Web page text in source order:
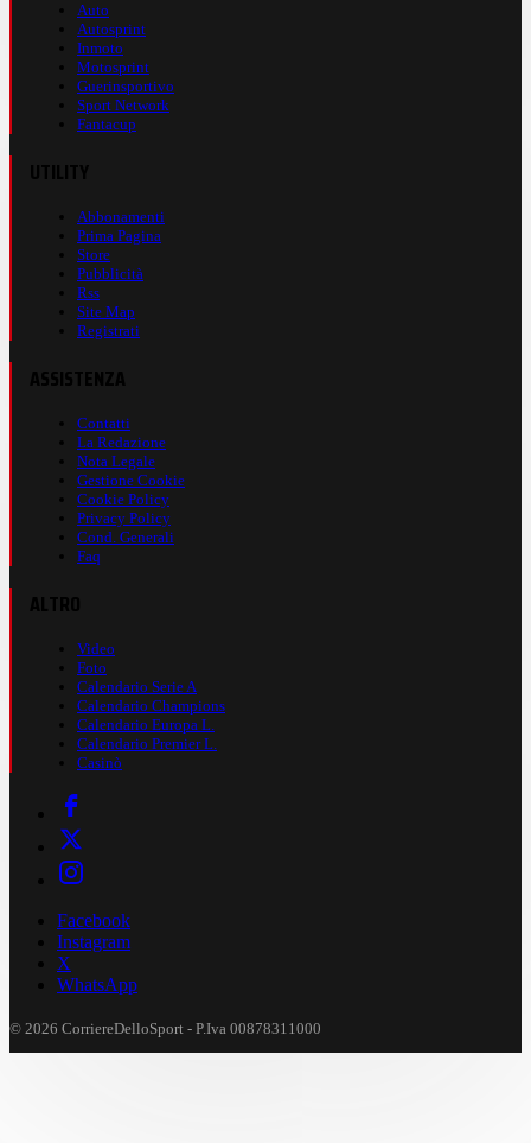
Auto
Autosprint
Inmoto
Motosprint
Guerinsportivo
Sport Network
Fantacup
Abbonamenti
Prima Pagina
Store
Pubblicità
Rss
Site Map
Registrati
Contatti
La Redazione
Nota Legale
Gestione Cookie
Cookie Policy
Privacy Policy
Cond. Generali
Faq
Video
Foto
Calendario Serie A
Calendario Champions
Calendario Europa L.
Calendario Premier L.
Casinò
Facebook
Instagram
X
WhatsApp
© 2026 CorriereDelloSport - P.Iva 00878311000